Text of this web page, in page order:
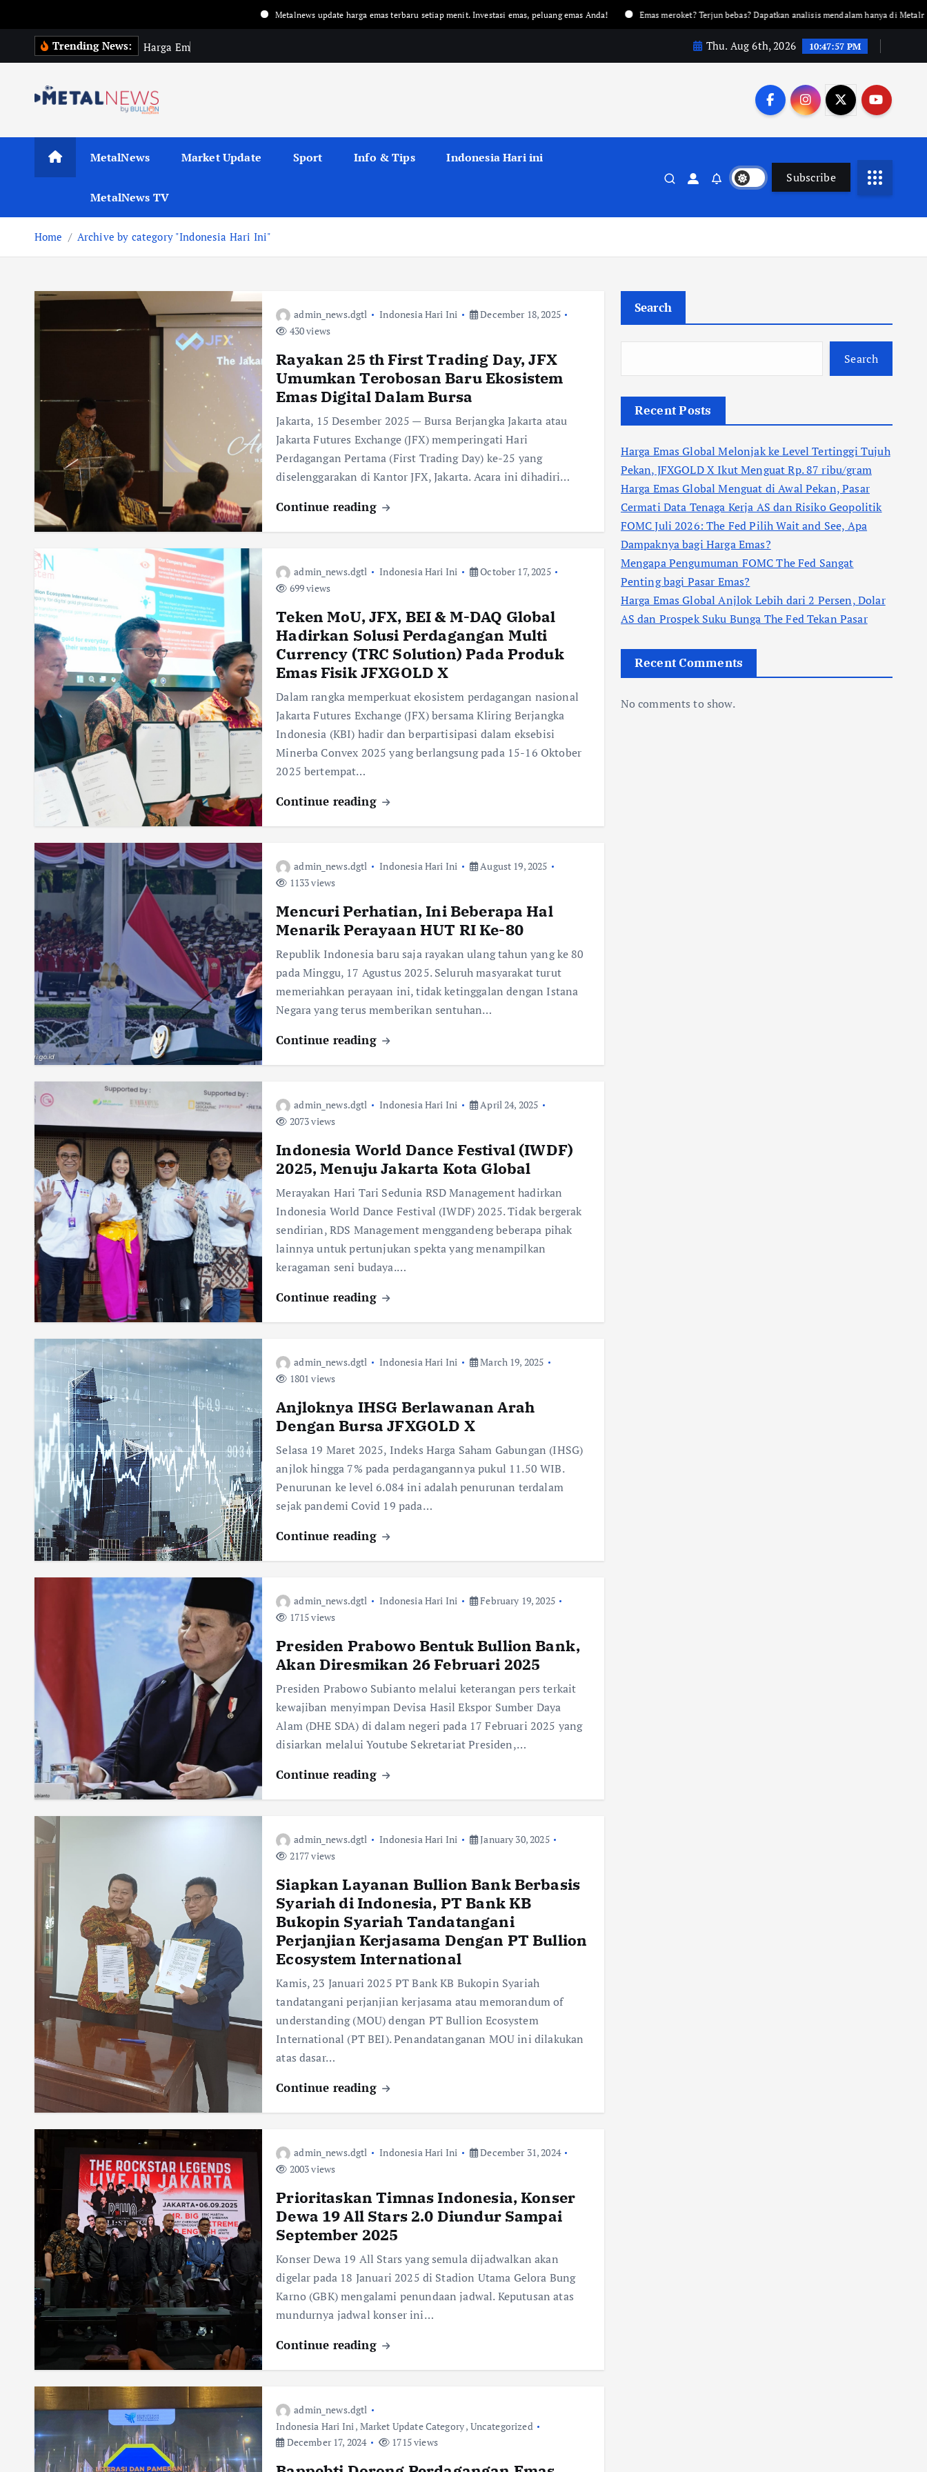
Metalnews update harga emas terbaru setiap menit. Investasi emas, peluang emas Anda! Emas meroket? Terjun bebas? Dapatkan analisis mendalam hanya di Metalnews!
Trending News: Harga Em Thu. Aug 6th, 2026 10:47:59 PM
MetalNews Market Update Sport Info & Tips Indonesia Hari ini
MetalNews TV
Subscribe
Home Archive by category "Indonesia Hari Ini"
admin_news.dgtl Indonesia Hari Ini
December 18, 2025
430 views
Rayakan 25 th First Trading Day, JFX
Umumkan Terobosan Baru Ekosistem
Emas Digital Dalam Bursa
Jakarta, 15 Desember 2025 — Bursa Berjangka Jakarta atau
Jakarta Futures Exchange (JFX) memperingati Hari
Perdagangan Pertama (First Trading Day) ke-25 yang
diselenggarakan di Kantor JFX, Jakarta. Acara ini dihadiri…
Continue reading
admin_news.dgtl Indonesia Hari Ini
October 17, 2025
699 views
Teken MoU, JFX, BEI & M-DAQ Global
Hadirkan Solusi Perdagangan Multi
Currency (TRC Solution) Pada Produk
Emas Fisik JFXGOLD X
Dalam rangka memperkuat ekosistem perdagangan nasional
Jakarta Futures Exchange (JFX) bersama Kliring Berjangka
Indonesia (KBI) hadir dan berpartisipasi dalam eksebisi
Minerba Convex 2025 yang berlangsung pada 15-16 Oktober
2025 bertempat…
Continue reading
admin_news.dgtl Indonesia Hari Ini
August 19, 2025
1133 views
Mencuri Perhatian, Ini Beberapa Hal
Menarik Perayaan HUT RI Ke-80
Republik Indonesia baru saja rayakan ulang tahun yang ke 80
pada Minggu, 17 Agustus 2025. Seluruh masyarakat turut
memeriahkan perayaan ini, tidak ketinggalan dengan Istana
Negara yang terus memberikan sentuhan…
Continue reading
admin_news.dgtl Indonesia Hari Ini
April 24, 2025
2073 views
Indonesia World Dance Festival (IWDF)
2025, Menuju Jakarta Kota Global
Merayakan Hari Tari Sedunia RSD Management hadirkan
Indonesia World Dance Festival (IWDF) 2025. Tidak bergerak
sendirian, RDS Management menggandeng beberapa pihak
lainnya untuk pertunjukan spekta yang menampilkan
keragaman seni budaya.…
Continue reading
admin_news.dgtl Indonesia Hari Ini
March 19, 2025
1801 views
Anjloknya IHSG Berlawanan Arah
Dengan Bursa JFXGOLD X
Selasa 19 Maret 2025, Indeks Harga Saham Gabungan (IHSG)
anjlok hingga 7% pada perdagangannya pukul 11.50 WIB.
Penurunan ke level 6.084 ini adalah penurunan terdalam
sejak pandemi Covid 19 pada…
Continue reading
admin_news.dgtl Indonesia Hari Ini
February 19, 2025
1715 views
Presiden Prabowo Bentuk Bullion Bank,
Akan Diresmikan 26 Februari 2025
Presiden Prabowo Subianto melalui keterangan pers terkait
kewajiban menyimpan Devisa Hasil Ekspor Sumber Daya
Alam (DHE SDA) di dalam negeri pada 17 Februari 2025 yang
disiarkan melalui Youtube Sekretariat Presiden,…
Continue reading
admin_news.dgtl Indonesia Hari Ini
January 30, 2025
2177 views
Siapkan Layanan Bullion Bank Berbasis
Syariah di Indonesia, PT Bank KB
Bukopin Syariah Tandatangani
Perjanjian Kerjasama Dengan PT Bullion
Ecosystem International
Kamis, 23 Januari 2025 PT Bank KB Bukopin Syariah
tandatangani perjanjian kerjasama atau memorandum of
understanding (MOU) dengan PT Bullion Ecosystem
International (PT BEI). Penandatanganan MOU ini dilakukan
atas dasar…
Continue reading
admin_news.dgtl Indonesia Hari Ini
December 31, 2024
2003 views
Prioritaskan Timnas Indonesia, Konser
Dewa 19 All Stars 2.0 Diundur Sampai
September 2025
Konser Dewa 19 All Stars yang semula dijadwalkan akan
digelar pada 18 Januari 2025 di Stadion Utama Gelora Bung
Karno (GBK) mengalami penundaan jadwal. Keputusan atas
mundurnya jadwal konser ini…
Continue reading
admin_news.dgtl
Indonesia Hari Ini, Market Update Category, Uncategorized
December 17, 2024
1715 views
Search
Search
Recent Posts
Harga Emas Global Melonjak ke Level Tertinggi Tujuh
Pekan, JFXGOLD X Ikut Menguat Rp. 87 ribu/gram
Harga Emas Global Menguat di Awal Pekan, Pasar
Cermati Data Tenaga Kerja AS dan Risiko Geopolitik
FOMC Juli 2026: The Fed Pilih Wait and See, Apa
Dampaknya bagi Harga Emas?
Mengapa Pengumuman FOMC The Fed Sangat
Penting bagi Pasar Emas?
Harga Emas Global Anjlok Lebih dari 2 Persen, Dolar
AS dan Prospek Suku Bunga The Fed Tekan Pasar
Recent Comments
No comments to show.